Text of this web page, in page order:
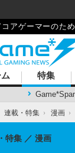
コアゲーマーのた
特集
連載・特集 › 漫画 ›
特集 漫画